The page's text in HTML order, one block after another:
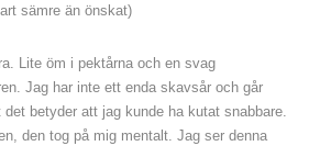
sämre än önskat)
Lite öm i pektårna och en svag
Jag har inte ett enda skavsår och går
betyder att jag kunde ha kutat snabbare.
den tog på mig mentalt. Jag ser denna